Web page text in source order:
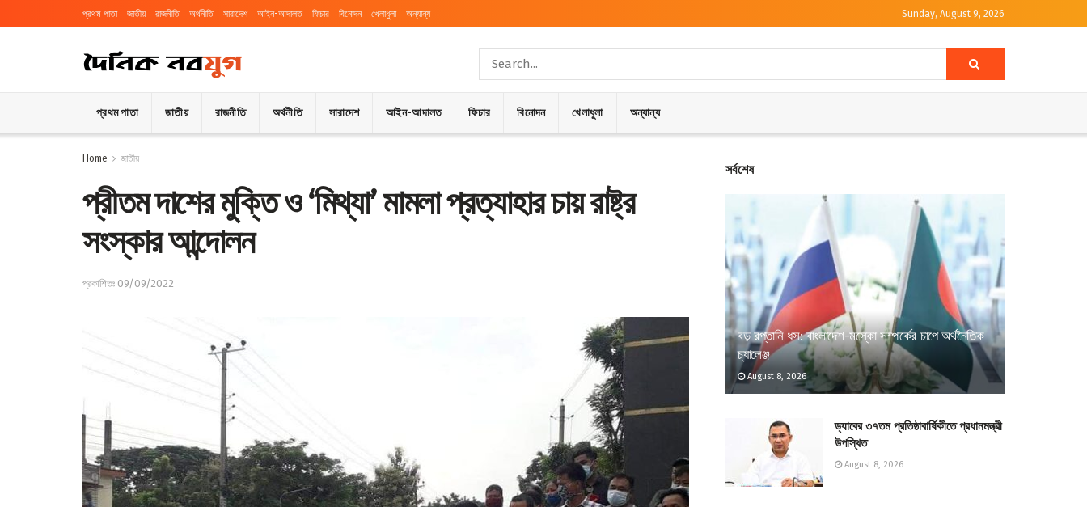
প্রথম পাতা জাতীয় রাজনীতি অর্থনীতি সারাদেশ আইন-আদালত ফিচার বিনোদন খেলাধুলা অন্যান্য Sunday, August 9, 2026
প্রথম পাতা জাতীয় রাজনীতি অর্থনীতি সারাদেশ আইন-আদালত ফিচার বিনোদন খেলাধুলা অন্যান্য
Home জাতীয়
প্রীতম দাশের মুক্তি ও ‘মিথ্যা’ মামলা প্রত্যাহার চায় রাষ্ট্র
সংস্কার আন্দোলন
প্রকাশিতঃ 09/09/2022
সর্বশেষ
বড় রপ্তানি ধস: বাংলাদেশ-মস্কো সম্পর্কের চাপে অর্থনৈতিক
চ্যালেঞ্জ
August 8, 2026
ড্যাবের ৩৭তম প্রতিষ্ঠাবার্ষিকীতে প্রধানমন্ত্রী
উপস্থিত
August 8, 2026